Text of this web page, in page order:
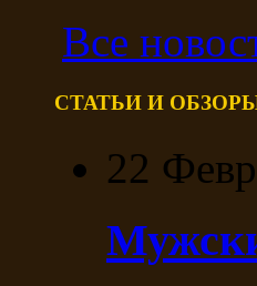
Все
СТАТЬИ И
22